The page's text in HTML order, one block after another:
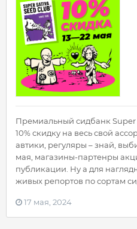
Премиальный сидбанк Super
10% скидку на весь свой
автики, регуляры – знай,
мая, магазины-партенры
публикации. Ну а для
живых репортов по сортам
17 мая, 2024